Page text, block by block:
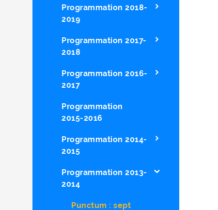
Programmation 2018-
2019
Programmation 2017-
2018
Programmation 2016-
2017
Programmation
2015-2016
Programmation 2014-
2015
Programmation 2013-
2014
Punctum : sept